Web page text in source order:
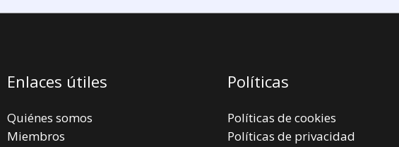
Enlaces útiles
Quiénes somos
Miembros
Políticas
Políticas de cookies
Políticas de privacidad